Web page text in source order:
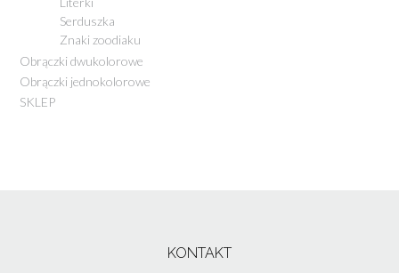
Serduszka
Znaki zoodiaku
Obrączki dwukolorowe
Obrączki jednokolorowe
SKLEP
KONTAKT